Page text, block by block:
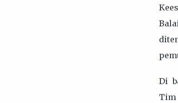
Di
Tim